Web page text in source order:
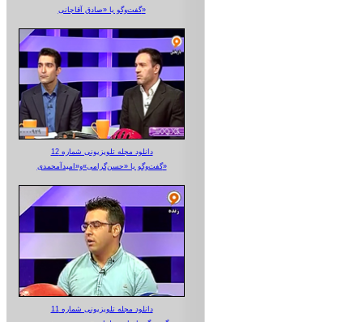
گفت‌وگو با «صادق آقاجانی»
دانلود مجله تلویزیونی شماره 12
گفت‌وگو با «حسن‌گرامی»و«امیدآمحمدی»
دانلود مجله تلویزیونی شماره 11